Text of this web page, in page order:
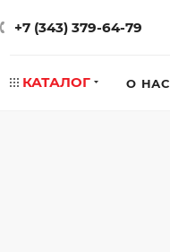
+7 (343) 379-64-79
КАТАЛОГ О НАС